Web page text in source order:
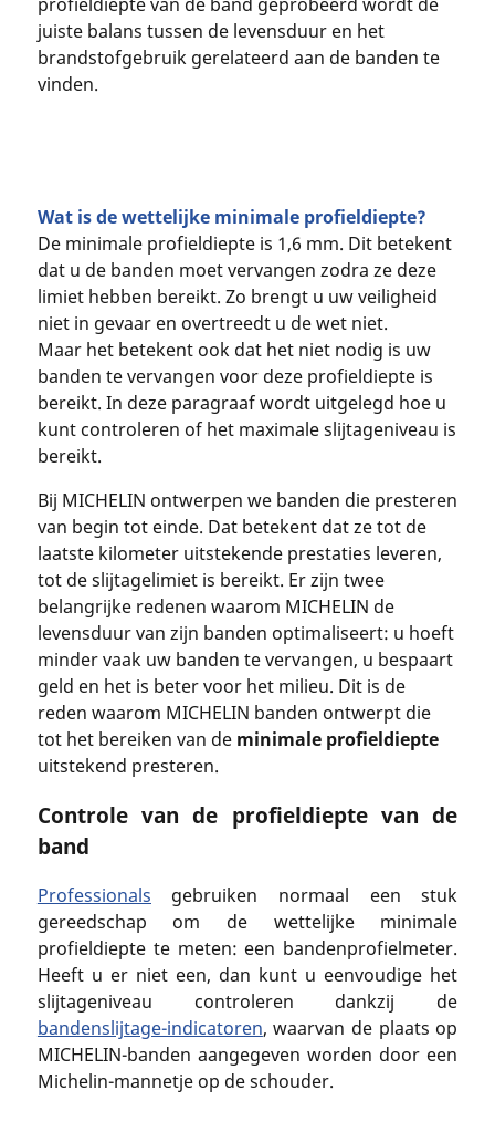
juiste balans tussen de levensduur en het
brandstofgebruik gerelateerd aan de banden te
vinden.
Wat is de wettelijke minimale profieldiepte?
De minimale profieldiepte is 1,6 mm. Dit betekent
dat u de banden moet vervangen zodra ze deze
limiet hebben bereikt. Zo brengt u uw veiligheid
niet in gevaar en overtreedt u de wet niet.
Maar het betekent ook dat het niet nodig is uw
banden te vervangen voor deze profieldiepte is
bereikt. In deze paragraaf wordt uitgelegd hoe u
kunt controleren of het maximale slijtageniveau is
bereikt.
Bij MICHELIN ontwerpen we banden die presteren
van begin tot einde. Dat betekent dat ze tot de
laatste kilometer uitstekende prestaties leveren,
tot de slijtagelimiet is bereikt. Er zijn twee
belangrijke redenen waarom MICHELIN de
levensduur van zijn banden optimaliseert: u hoeft
minder vaak uw banden te vervangen, u bespaart
geld en het is beter voor het milieu. Dit is de
reden waarom MICHELIN banden ontwerpt die
tot het bereiken van de minimale profieldiepte
uitstekend presteren.
Controle van de profieldiepte van de
band
Professionals gebruiken normaal een stuk
gereedschap om de wettelijke minimale
profieldiepte te meten: een bandenprofielmeter.
Heeft u er niet een, dan kunt u eenvoudige het
slijtageniveau controleren dankzij de
bandenslijtage-indicatoren, waarvan de plaats op
MICHELIN-banden aangegeven worden door een
Michelin-mannetje op de schouder.